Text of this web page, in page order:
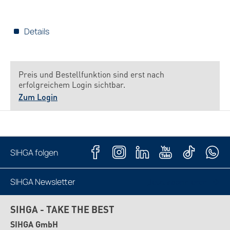
Details
Preis und Bestellfunktion sind erst nach
erfolgreichem Login sichtbar.
Zum Login
SIHGA folgen
SIHGA Newsletter
SIHGA - TAKE THE BEST
SIHGA GmbH